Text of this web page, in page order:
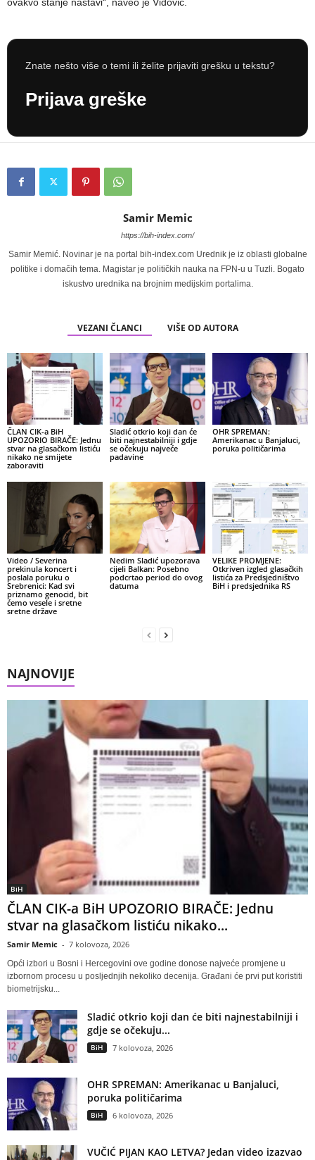
ovakvo stanje nastavi“, naveo je Vidović.
Znate nešto više o temi ili želite prijaviti grešku u tekstu?
Prijava greške
Samir Memic
https://bih-index.com/
Samir Memić. Novinar je na portal bih-index.com Urednik je iz oblasti globalne
politike i domačih tema. Magistar je političkih nauka na FPN-u u Tuzli. Bogato
iskustvo urednika na brojnim medijskim portalima.
VEZANI ČLANCI VIŠE OD AUTORA
ČLAN CIK-a BiH
UPOZORIO BIRAČE: Jednu
stvar na glasačkom listiću
nikako ne smijete
zaboraviti
Sladić otkrio koji dan će
biti najnestabilniji i gdje
se očekuju najveće
padavine
OHR SPREMAN:
Amerikanac u Banjaluci,
poruka političarima
Video / Severina
prekinula koncert i
poslala poruku o
Srebrenici: Kad svi
priznamo genocid, bit
ćemo vesele i sretne
sretne države
Nedim Sladić upozorava
cijeli Balkan: Posebno
podcrtao period do ovog
datuma
VELIKE PROMJENE:
Otkriven izgled glasačkih
listića za Predsjedništvo
BiH i predsjednika RS
NAJNOVIJE
BiH
ČLAN CIK-a BiH UPOZORIO BIRAČE: Jednu
stvar na glasačkom listiću nikako...
Samir Memic - 7 kolovoza, 2026
Opći izbori u Bosni i Hercegovini ove godine donose najveće promjene u
izbornom procesu u posljednjih nekoliko decenija. Građani će prvi put koristiti
biometrijsku...
Sladić otkrio koji dan će biti najnestabilniji i
gdje se očekuju...
BiH 7 kolovoza, 2026
OHR SPREMAN: Amerikanac u Banjaluci,
poruka političarima
BiH 6 kolovoza, 2026
VUČIĆ PIJAN KAO LETVA? Jedan video izazvao